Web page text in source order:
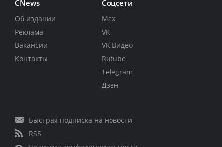
CNews
Об издании
Реклама
Вакансии
Контакты
Соцсети
Max
VK
VK Видео
Rutube
Telegram
Дзен
Быстрая подписка на новости
RSS